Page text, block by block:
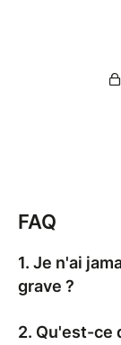
FAQ
1. Je n'ai
grave ?
2. Qu'est-ce